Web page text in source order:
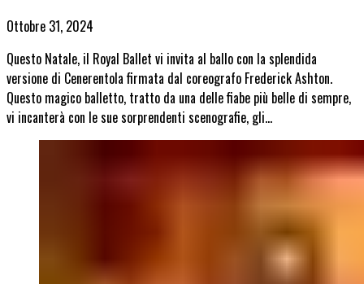
Ottobre 31, 2024
Questo Natale, il Royal Ballet vi invita al ballo con la splendida
versione di Cenerentola firmata dal coreografo Frederick Ashton.
Questo magico balletto, tratto da una delle fiabe più belle di sempre,
vi incanterà con le sue sorprendenti scenografie, gli…